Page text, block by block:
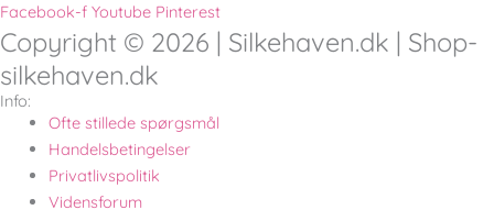
Facebook-f Youtube Pinterest
Copyright © 2026 | Silkehaven.dk | Shop-
silkehaven.dk
Info:
Ofte stillede spørgsmål
Handelsbetingelser
Privatlivspolitik
Vidensforum